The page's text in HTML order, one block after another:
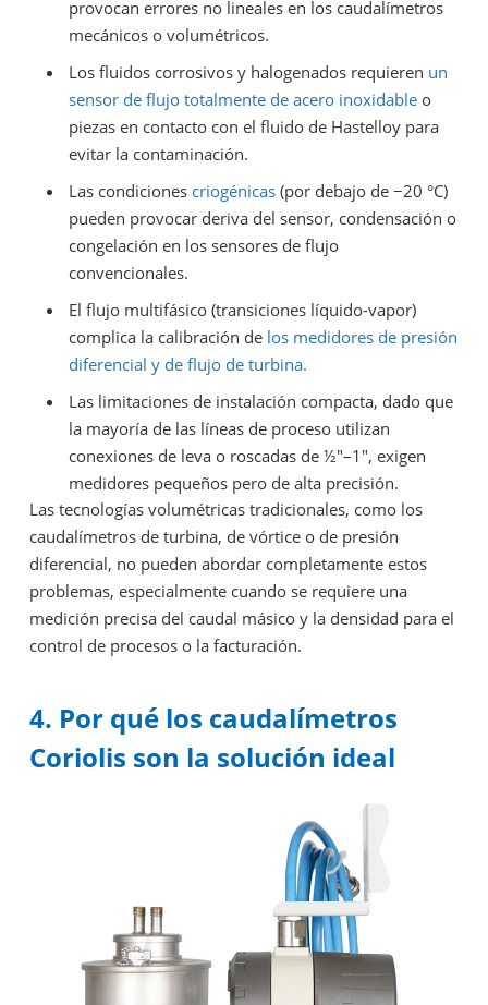
provocan errores no lineales en los caudalímetros
mecánicos o volumétricos.
Los fluidos corrosivos y halogenados requieren un
sensor de flujo totalmente de acero inoxidableo
piezas en contacto con el fluido de Hastelloy para
evitar la contaminación.
Las condiciones criogénicas(por debajo de −20 °C)
pueden provocar deriva del sensor, condensación o
congelación en los sensores de flujo
convencionales.
El flujo multifásico (transiciones líquido-vapor)
complica la calibración de los medidores de presión
diferencial y de flujo de turbina.
Las limitaciones de instalación compacta, dado que
la mayoría de las líneas de proceso utilizan
conexiones de leva o roscadas de ½″–1″, exigen
medidores pequeños pero de alta precisión.
Las tecnologías volumétricas tradicionales, como los
caudalímetros de turbina, de vórtice o de presión
diferencial, no pueden abordar completamente estos
problemas, especialmente cuando se requiere una
medición precisa del caudal másico y la densidad para el
control de procesos o la facturación.
4. Por qué los caudalímetros
Coriolis son la solución ideal